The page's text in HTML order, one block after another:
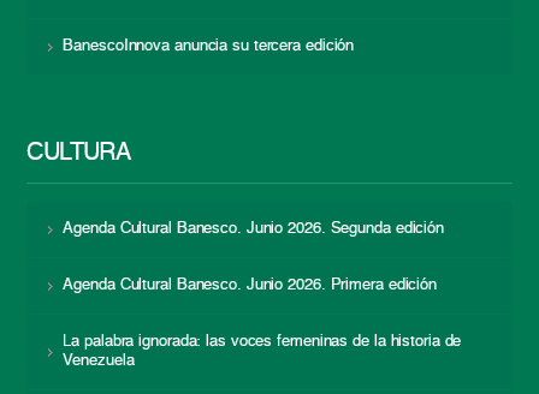
BanescoInnova anuncia su tercera edición
CULTURA
Agenda Cultural Banesco. Junio 2026. Segunda edición
Agenda Cultural Banesco. Junio 2026. Primera edición
La palabra ignorada: las voces femeninas de la historia de
Venezuela